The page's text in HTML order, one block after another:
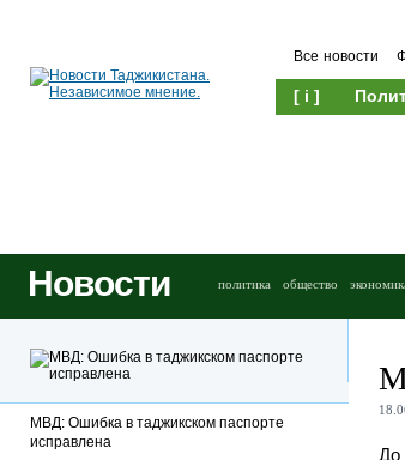
Все новости
[ i ]
Новости политика общество
До
МВД: Ошибка в таджикском паспорте
исправлена